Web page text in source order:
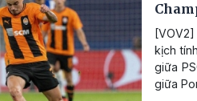
kịch
giữa
giữa